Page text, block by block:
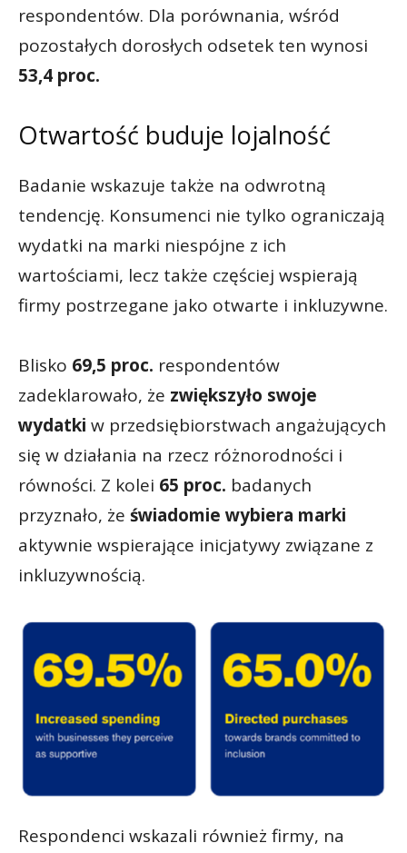
respondentów. Dla porównania, wśród
pozostałych dorosłych odsetek ten wynosi
53,4 proc.
Otwartość buduje lojalność
Badanie wskazuje także na odwrotną
tendencję. Konsumenci nie tylko ograniczają
wydatki na marki niespójne z ich
wartościami, lecz także częściej wspierają
firmy postrzegane jako otwarte i inkluzywne.
Blisko 69,5 proc. respondentów
zadeklarowało, że zwiększyło swoje
wydatki w przedsiębiorstwach angażujących
się w działania na rzecz różnorodności i
równości. Z kolei 65 proc. badanych
przyznało, że świadomie wybiera marki
aktywnie wspierające inicjatywy związane z
inkluzywnością.
Respondenci wskazali również firmy, na